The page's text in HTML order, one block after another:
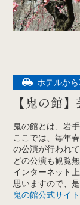
ホテルか
【鬼の館
鬼の館とは、岩
ここでは、毎年
の公演が行われ
どの公演も観覧
インターネット
思いますので、
鬼の館公式サイ